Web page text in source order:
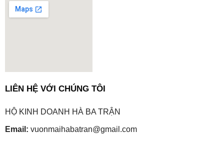
embedgooglemap.net
LIÊN HỆ VỚI CHÚNG TÔI
HỘ KINH DOANH HÀ BA TRẬN
Email: vuonmaihabatran@gmail.com